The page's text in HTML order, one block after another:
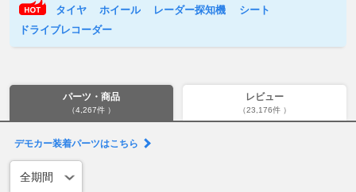
タイヤ ホイール レーダー探知機
シート
ドライブレコーダー
パーツ・商品
（4,267件 ）
レビュー
（23,176件 ）
デモカー装着パーツはこちら